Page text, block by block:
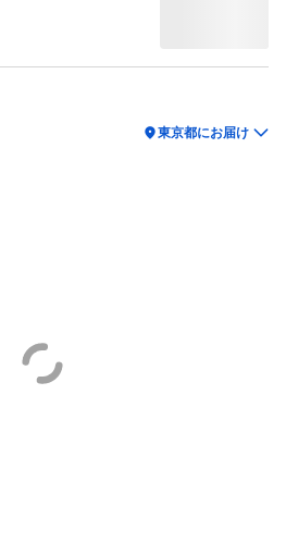
location_on東京都にお届け